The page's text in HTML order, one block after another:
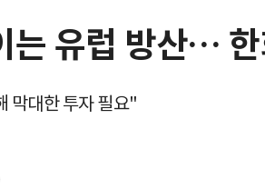
는 유럽 방산…
막대한 투자 필요"